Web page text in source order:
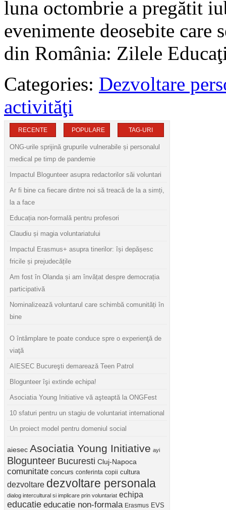
luna octombrie a pregătit
evenimente deosebite care
din România: Zilele
Categories: Dezvoltare
activităţi
RECENTE POPULARE TAG-URI
ONG-urile sprijină grupurile vulnerabile și personalul
medical pe timp de pandemie
Impactul Blogunteer asupra redactorilor săi voluntari
Ar fi bine ca fiecare dintre noi să treacă de la a simți,
la a face
Educația non-formală pentru profesori
Claudiu și magia voluntariatului
Impactul Erasmus+ asupra tinerilor: își depășesc
fricile și prejudecățile
Am fost în Olanda și am învățat despre democrația
participativă
Nominalizează voluntarul care schimbă comunități în
bine
O întâmplare te poate conduce spre o experienţă de
viaţă
AIESEC Bucureşti demarează Teen Patrol
Blogunteer îşi extinde echipa!
Asociatia Young Initiative vă aşteaptă la ONGFest
10 sfaturi pentru un stagiu de voluntariat international
Un proiect model pentru domeniul social
aiesec Asociatia Young Initiative ayi
Blogunteer Bucuresti Cluj-Napoca
comunitate concurs conferinta copii cultura
dezvoltare dezvoltare personala
dialog intercultural si implicare prin voluntariat echipa
educatie educatie non-formala Erasmus EVS